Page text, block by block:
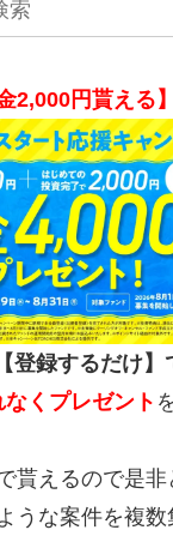
2,000円貰える】
【登録するだけ】
なくプレゼント
貰えるので是非
うな案件を複数